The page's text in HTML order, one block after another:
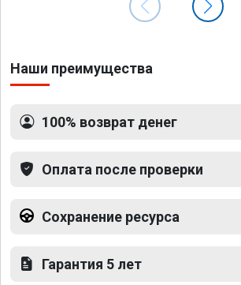
Наши преимущества
100% возврат денег
Оплата после проверки
Сохранение ресурса
Гарантия 5 лет